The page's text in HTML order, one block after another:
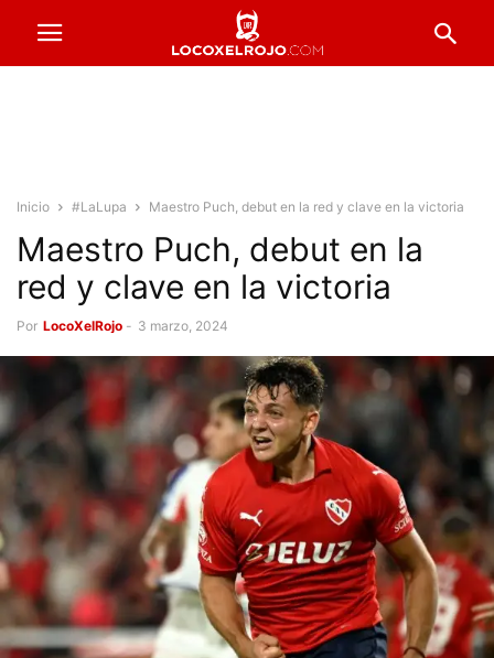
Inicio #LaLupa Maestro Puch, debut en la red y clave en la victoria
Maestro Puch, debut en la
red y clave en la victoria
Por LocoXelRojo - 3 marzo, 2024